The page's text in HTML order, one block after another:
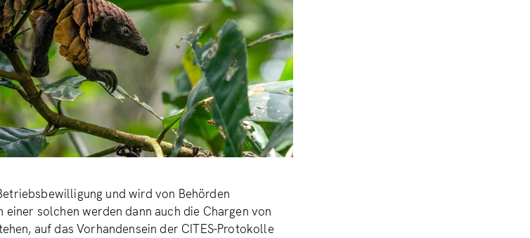
und wird von Behörden
einer solchen werden dann auch die Chargen von
auf das Vorhandensein der CITES-Protokolle